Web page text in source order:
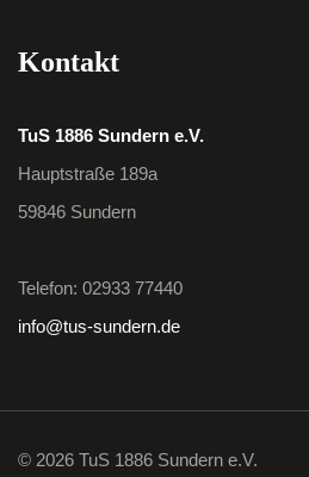
Kontakt
TuS 1886 Sundern e.V.
Hauptstraße 189a
59846 Sundern
Telefon: 02933 77440
info@tus-sundern.de
© 2026 TuS 1886 Sundern e.V.